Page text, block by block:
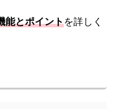
能とポイントを詳しく